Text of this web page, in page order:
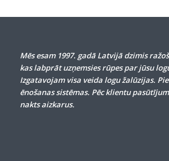
Mēs esam 1997. gadā Latvijā dzimis
kas labprāt uzņemsies rūpes par jūsu
Izgatavojam visa veida logu žalūzijas.
ēnošanas sistēmas. Pēc klientu
nakts aizkarus.